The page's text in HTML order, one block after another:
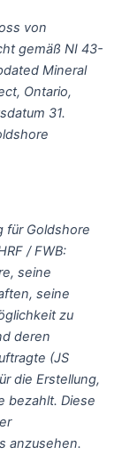
von
gemäß NI 43-
Mineral
Ontario,
31.
für Goldshore
/ FWB:
seine
seine
zu
deren
(JS
die Erstellung,
bezahlt. Diese
anzusehen.